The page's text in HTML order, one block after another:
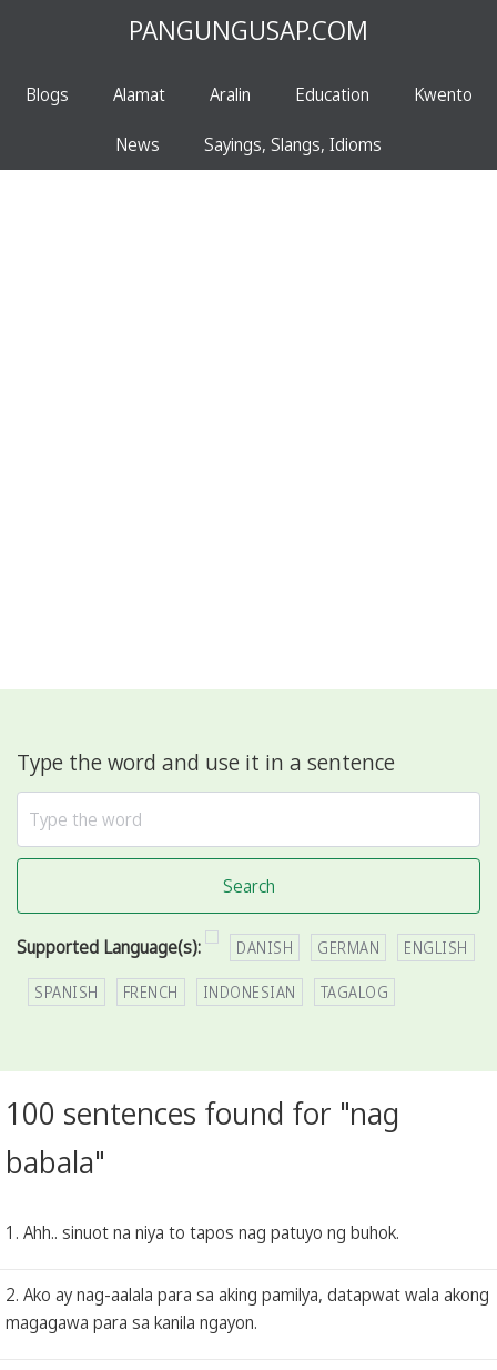
PANGUNGUSAP.COM
Blogs Alamat Aralin Education Kwento
News Sayings, Slangs, Idioms
Type the word and use it in a sentence
Search
Supported Language(s): DANISH GERMAN ENGLISH
SPANISH FRENCH INDONESIAN TAGALOG
100 sentences found for "nag
babala"
1. Ahh.. sinuot na niya to tapos nag patuyo ng buhok.
2. Ako ay nag-aalala para sa aking pamilya, datapwat wala akong
magagawa para sa kanila ngayon.